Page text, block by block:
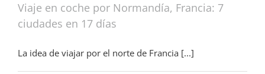
Viaje en coche por Normandía, Francia: 7
ciudades en 17 días
La idea de viajar por el norte de Francia [...]